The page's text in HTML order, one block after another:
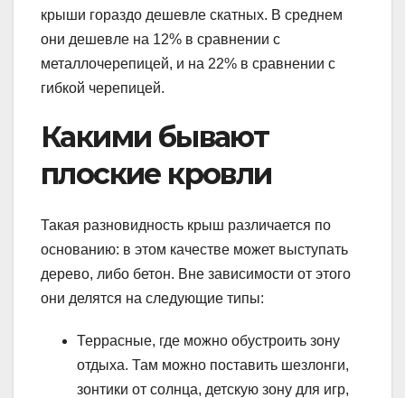
крыши гораздо дешевле скатных. В среднем
они дешевле на 12% в сравнении с
металлочерепицей, и на 22% в сравнении с
гибкой черепицей.
Какими бывают
плоские кровли
Такая разновидность крыш различается по
основанию: в этом качестве может выступать
дерево, либо бетон. Вне зависимости от этого
они делятся на следующие типы:
Террасные, где можно обустроить зону
отдыха. Там можно поставить шезлонги,
зонтики от солнца, детскую зону для игр,